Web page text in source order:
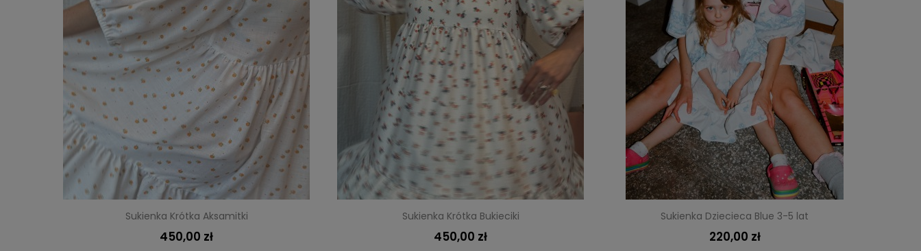
Sukienka Krótka Aksamitki
450,00 zł
Sukienka Krótka Bukieciki
450,00 zł
Sukienka Dziecieca Blue 3-5 lat
220,00 zł